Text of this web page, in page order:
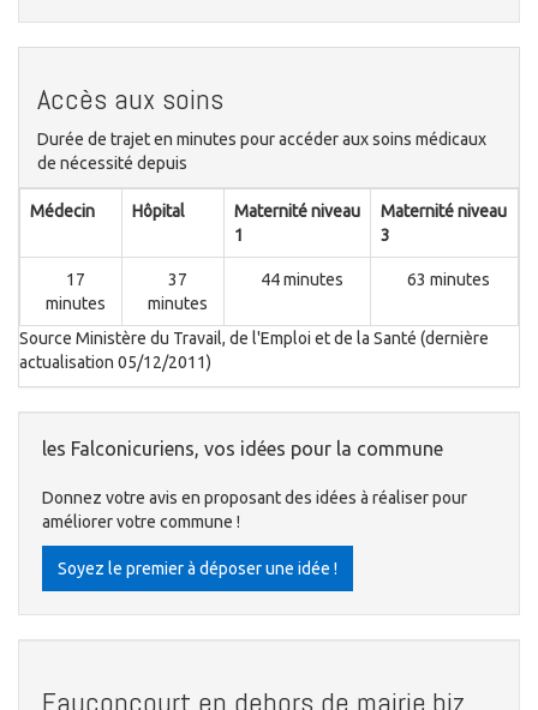
Accès aux soins
Durée de trajet en minutes pour accéder aux soins médicaux
de nécessité depuis
Médecin Hôpital
Maternité niveau
1
Maternité niveau
3
17
minutes
37
minutes
44 minutes 63 minutes
Source Ministère du Travail, de l'Emploi et de la Santé (dernière
actualisation 05/12/2011)
les Falconicuriens, vos idées pour la commune
Donnez votre avis en proposant des idées à réaliser pour
améliorer votre commune !
Soyez le premier à déposer une idée !
Fauconcourt en dehors de mairie.biz